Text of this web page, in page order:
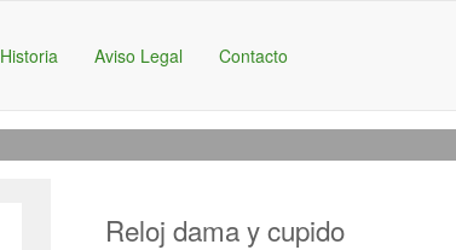
Historia Aviso Legal Contacto
Reloj dama y cupido